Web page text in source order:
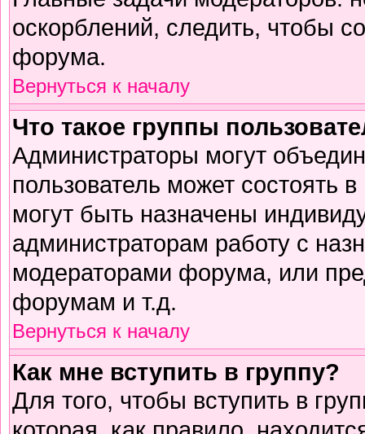
оскорблений, следить, чтобы
форума.
Вернуться к началу
Что такое группы
Администраторы могут
пользователь может состоять
могут быть назначены
администраторам работу с
модераторами форума, или
форумам и т.д.
Вернуться к началу
Как мне вступить в группу?
Для того, чтобы вступить в